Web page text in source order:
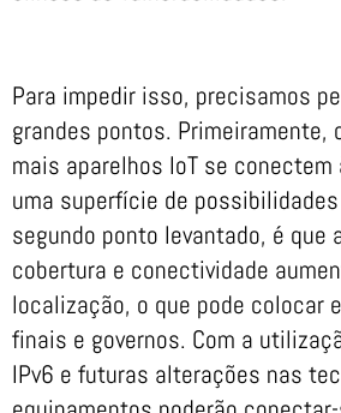
Para impedir isso, precisamos
grandes pontos. Primeiramente,
mais aparelhos IoT se conectem
uma superfície de
segundo ponto levantado, é que
cobertura e conectividade
localização, o que pode colocar
finais e governos. Com a
IPv6 e futuras alterações nas